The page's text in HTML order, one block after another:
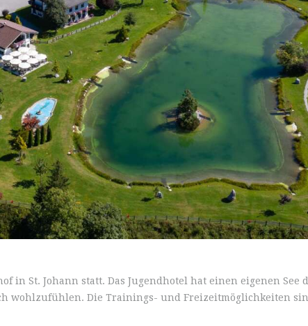
in St. Johann statt. Das Jugendhotel hat einen eigenen See
wohlzufühlen. Die Trainings- und Freizeitmöglichkeiten